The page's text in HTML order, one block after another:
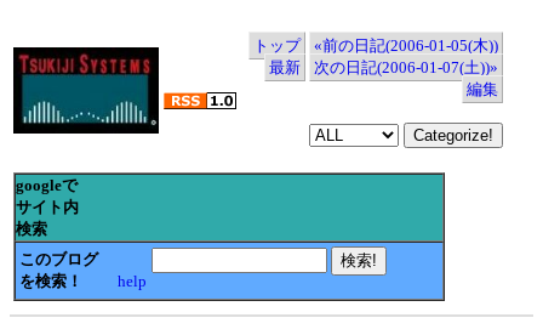
トップ
«前の日記(2006-01-05(木))
最新
次の日記(2006-01-07(土))»
編集
googleで
サイト内
検索
このブログ
を検索！
help